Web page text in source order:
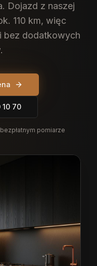
Dojazd z naszej
110 km, więc
bez dodatkowych
70
pomiarze